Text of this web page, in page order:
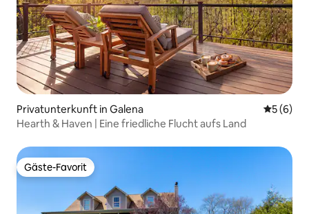
Privatunterkunft in Galena
5 (6)
Hearth & Haven | Eine friedliche Flucht aufs Land
Gäste-Favorit
Gäste-Favorit